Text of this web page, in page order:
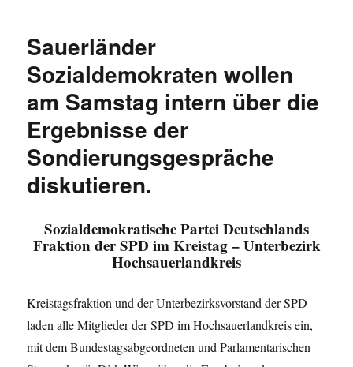
Vorstandssitzung
Sauerländer
Sozialdemokraten wollen
am Samstag intern über die
Ergebnisse der
Sondierungsgespräche
diskutieren.
Sozialdemokratische Partei Deutschlands
Fraktion der SPD im Kreistag – Unterbezirk
Hochsauerlandkreis
Kreistagsfraktion und der Unterbezirksvorstand der SPD
laden alle Mitglieder der SPD im Hochsauerlandkreis ein,
mit dem Bundestagsabgeordneten und Parlamentarischen